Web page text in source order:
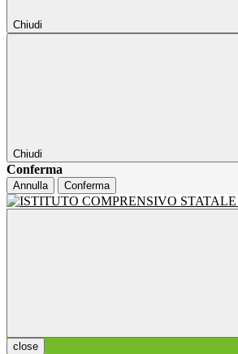
Chiudi
Chiudi
Conferma
Annulla Conferma
close